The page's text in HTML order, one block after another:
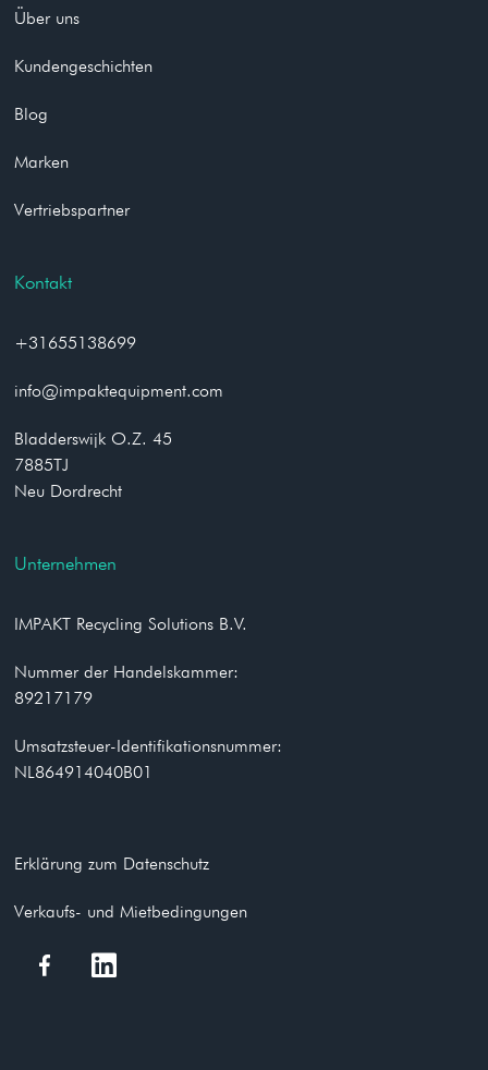
Über uns
Kundengeschichten
Blog
Marken
Vertriebspartner
Kontakt
+31655138699
info@impaktequipment.com
Bladderswijk O.Z. 45
7885TJ
Neu Dordrecht
Unternehmen
IMPAKT Recycling Solutions B.V.
Nummer der Handelskammer:
89217179
Umsatzsteuer-Identifikationsnummer:
NL864914040B01
Erklärung zum Datenschutz
Verkaufs- und Mietbedingungen